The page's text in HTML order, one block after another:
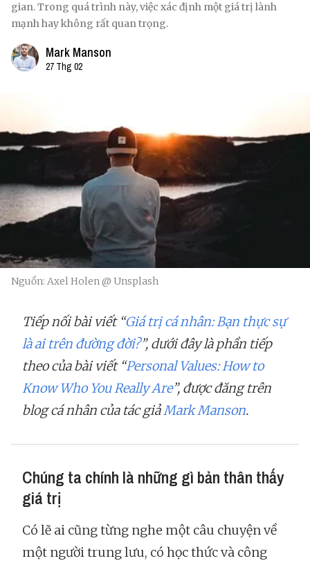
gian. Trong quá trình này, việc xác định một giá trị lành
mạnh hay không rất quan trọng.
Mark Manson
27 Thg 02
Nguồn: Axel Holen @ Unsplash
Tiếp nối bài viết “Giá trị cá nhân: Bạn thực sự
là ai trên đường đời?”, dưới đây là phần tiếp
theo của bài viết “Personal Values: How to
Know Who You Really Are”, được đăng trên
blog cá nhân của tác giảMark Manson.
Chúng ta chính là những gì bản thân thấy
giá trị
Có lẽ ai cũng từng nghe một câu chuyện về
một người trung lưu, có học thức và công